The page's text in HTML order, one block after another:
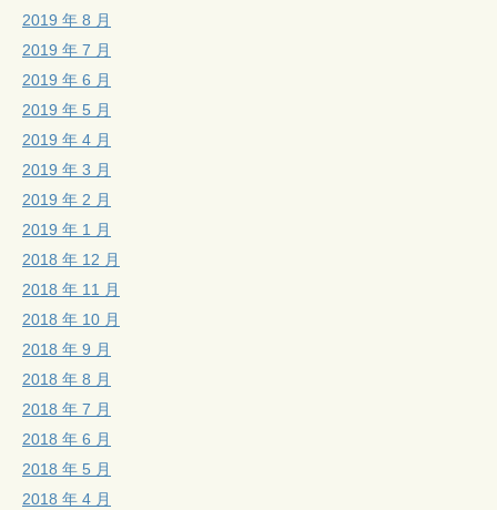
2019 年 8 月
2019 年 7 月
2019 年 6 月
2019 年 5 月
2019 年 4 月
2019 年 3 月
2019 年 2 月
2019 年 1 月
2018 年 12 月
2018 年 11 月
2018 年 10 月
2018 年 9 月
2018 年 8 月
2018 年 7 月
2018 年 6 月
2018 年 5 月
2018 年 4 月